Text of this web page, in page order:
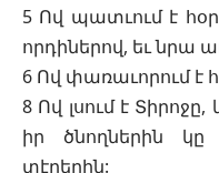
5 Ով պատւում է
որդիներով, եւ նրա
6 Ով փառաւորում է
8 Ով լսում է
իր ծնողներին կը
տէրերին: